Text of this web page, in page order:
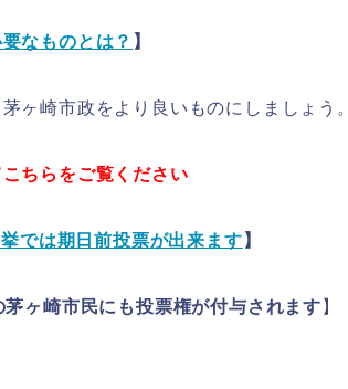
なものとは？ 】
ヶ崎市政をより良いものにしましょう。
ちらをご覧ください
では期日前投票が出来ます 】
ヶ崎市民にも投票権が付与されます 】